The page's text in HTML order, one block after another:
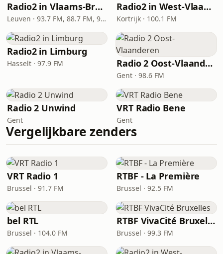
Radio2 in Vlaams-Brabant
Leuven · 93.7 FM, 88.7 FM, 92.4 FM
Radio2 in West-Vlaanderen
Kortrijk · 100.1 FM
Radio2 in Limburg
Hasselt · 97.9 FM Radio 2 Oost-Vlaanderen
Gent · 98.6 FM
Radio 2 Unwind
Gent
VRT Radio Bene
Gent
Vergelijkbare zenders
VRT Radio 1
Brussel · 91.7 FM
RTBF - La Première
Brussel · 92.5 FM
bel RTL
Brussel · 104.0 FM
RTBF VivaCité Bruxelles
Brussel · 99.3 FM